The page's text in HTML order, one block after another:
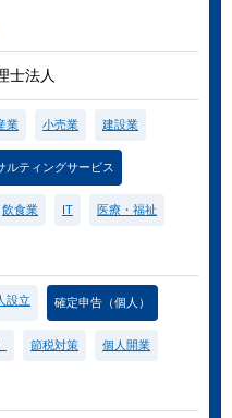
士法人
業 小売業 建設業
ルティングサービス
飲食業 IT 医療・福祉
設立 確定申告（個人）
節税対策 個人開業